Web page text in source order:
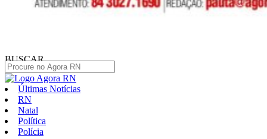
BUSCAR
Últimas Notícias
RN
Natal
Política
Polícia